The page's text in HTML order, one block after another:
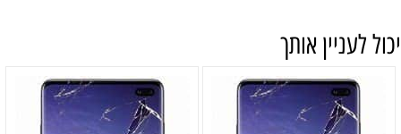
יכול לעניין אותך